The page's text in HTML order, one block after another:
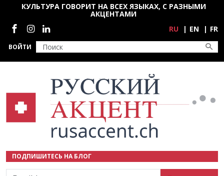
Перейти к основному содержанию
ВОЙТИ
КУЛЬТУРА ГОВОРИТ НА ВСЕХ ЯЗЫКАХ, С РАЗНЫМИ
АКЦЕНТАМИ
Социальные сети
RU EN FR
ПОДПИШИТЕСЬ НА БЛОГ
Email